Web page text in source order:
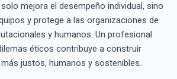
mejora el desempeño individual, sino
y protege a las organizaciones de
y humanos. Un profesional
éticos contribuye a construir
justos, humanos y sostenibles.